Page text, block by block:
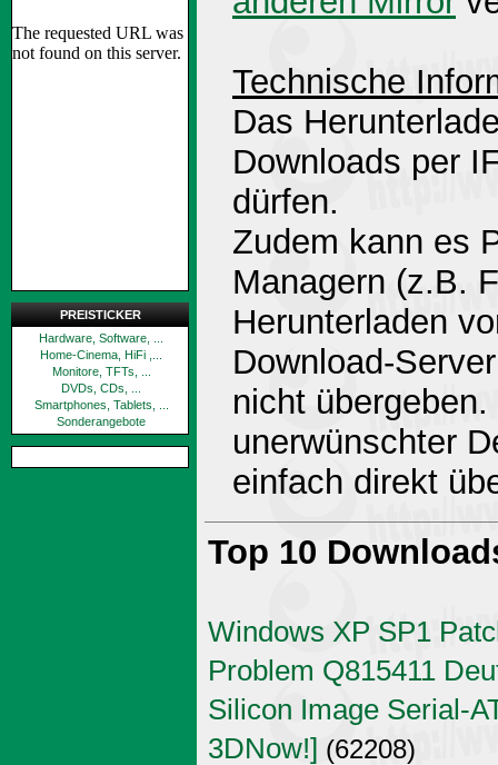
PREISTICKER
Hardware, Software, ...
Home-Cinema, HiFi ,...
Monitore, TFTs, ...
DVDs, CDs, ...
Smartphones, Tablets, ...
Sonderangebote
Technische
Das
Downloads per
dürfen.
Zudem kann es
Managern (z.B.
Herunterladen
Download-
nicht
unerwünschter
einfach direkt
Top 10
Windows XP SP1
Problem Q815411
Silicon Image Serial-
3DNow!] (62208)